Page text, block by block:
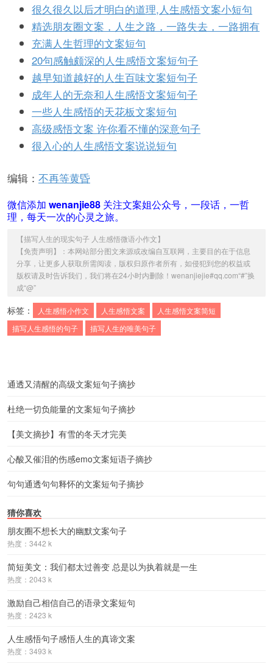
很久很久以后才明白的道理,人生感悟文案小短句
精选朋友圈文案，人生之路，一路失去，一路拥有
充满人生哲理的文案短句
20句感触颇深的人生感悟文案短句子
越早知道越好的人生百味文案短句子
成年人的无奈和人生感悟文案短句子
一些人生感悟的天花板文案短句
高级感悟文案 许你看不懂的深意句子
很入心的人生感悟文案说说短句
编辑： 不再等黄昏
微信添加 wenanjie88 关注文案姐公众号，一段话，一哲
理，每天一次的心灵之旅。
【描写人生的现实句子 人生感悟微语小作文】
【免责声明】：本网站部分图文来源或改编自互联网，主要目的在于信息
分享，让更多人获取所需阅读，版权归原作者所有，如侵犯到您的权益或
版权请及时告诉我们，我们将在24小时内删除！wenanjiejie#qq.com“#”换
成“@”
标签： 人生感悟小作文 人生感悟文案
人生感悟文案简短
描写人生感悟的句子
描写人生的唯美句子
通透又清醒的高级文案短句子摘抄
杜绝一切负能量的文案短句子摘抄
【美文摘抄】有雪的冬天才完美
心酸又催泪的伤感emo文案短语子摘抄
句句通透句句释怀的文案短句子摘抄
猜你喜欢
朋友圈不想长大的幽默文案句子
热度：3442 k
简短美文：我们都太过善变 总是以为执着就是一生
热度：2043 k
激励自己相信自己的语录文案短句
热度：2423 k
人生感悟句子感悟人生的真谛文案
热度：3493 k